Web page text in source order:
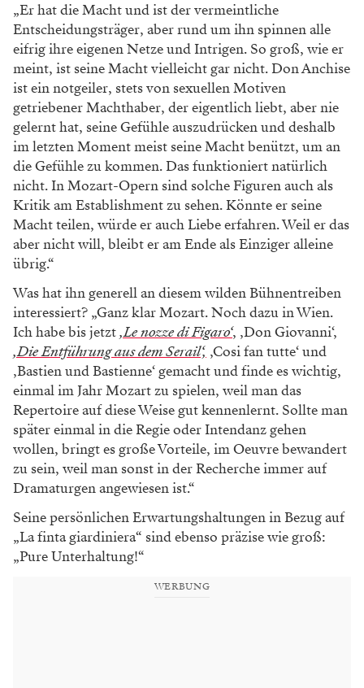
„Er hat die Macht und ist der vermeintliche
Entscheidungsträger, aber rund um ihn spinnen alle
eifrig ihre eigenen Netze und Intrigen. So groß, wie er
meint, ist seine Macht vielleicht gar nicht. Don Anchise
ist ein notgeiler, stets von sexuellen Motiven
getriebener Machthaber, der eigentlich liebt, aber nie
gelernt hat, seine Gefühle auszudrücken und deshalb
im letzten Moment meist seine Macht benützt, um an
die Gefühle zu kommen. Das funktioniert natürlich
nicht. In Mozart-Opern sind solche Figuren auch als
Kritik am Establishment zu sehen. Könnte er seine
Macht teilen, würde er auch Liebe erfahren. Weil er das
aber nicht will, bleibt er am Ende als Einziger alleine
übrig.“
Was hat ihn generell an diesem wilden Bühnentreiben
interessiert? „Ganz klar Mozart. Noch dazu in Wien.
Ich habe bis jetzt‚Le nozze di Figaro‘, ‚Don Giovanni‘,
‚Die Entführung aus dem Serail‘, ‚Cosi fan tutte‘ und
‚Bastien und Bastienne‘ gemacht und finde es wichtig,
einmal im Jahr Mozart zu spielen, weil man das
Repertoire auf diese Weise gut kennenlernt. Sollte man
später einmal in die Regie oder Intendanz gehen
wollen, bringt es große Vorteile, im Oeuvre bewandert
zu sein, weil man sonst in der Recherche immer auf
Dramaturgen angewiesen ist.“
Seine persönlichen Erwartungshaltungen in Bezug auf
„La finta giardiniera“ sind ebenso präzise wie groß:
„Pure Unterhaltung!“
WERBUNG